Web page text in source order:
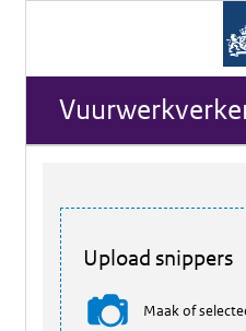
Upload snippers
Maak of